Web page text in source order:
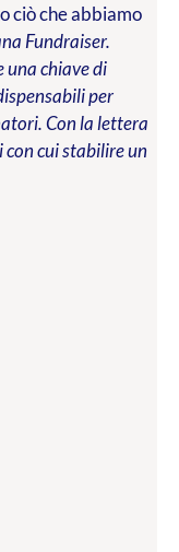
ciò che abbiamo
Fundraiser.
una chiave di
per
Con la lettera
cui stabilire un